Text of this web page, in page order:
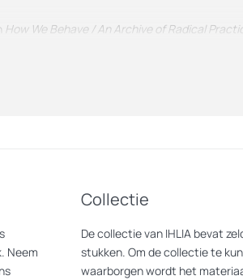
How We Behave / An Archive of Radical
expansive archive of interviews about
materials from theHow We Behavearchive,
Utrecht to Delhi, Athens to Amsterdam.
collection, which houses an
Neem
Collectie
De collectie van IHLIA bevat
stukken. Om de collectie te
waarborgen wordt het